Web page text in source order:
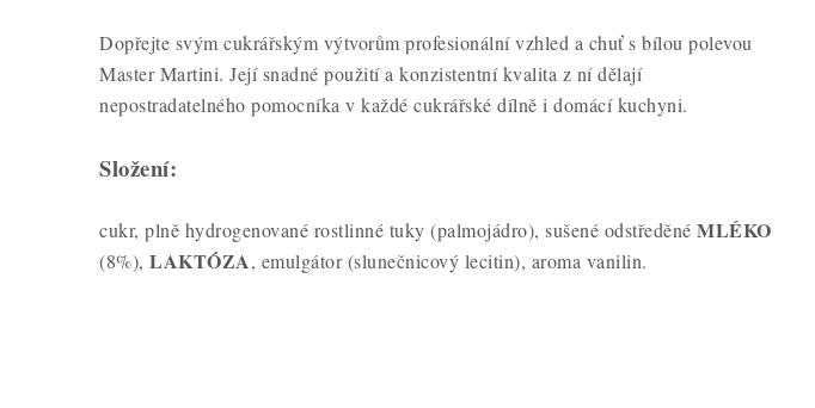
Dopřejte svým cukrářským výtvorům profesionální vzhled a chuť s bílou polevou
Master Martini. Její snadné použití a konzistentní kvalita z ní dělají
nepostradatelného pomocníka v každé cukrářské dílně i domácí kuchyni.
Složení:
cukr, plně hydrogenované rostlinné tuky (palmojádro), sušené odstředěné MLÉKO
(8%), LAKTÓZA, emulgátor (slunečnicový lecitin), aroma vanilin.